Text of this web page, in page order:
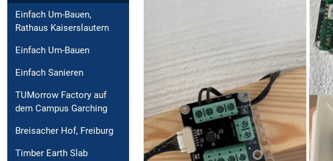
Einfach Um-Bauen,
Rathaus Kaiserslautern
Einfach Um-Bauen
Einfach Sanieren
TUMorrow Factory auf
dem Campus Garching
Breisacher Hof, Freiburg
Timber Earth Slab